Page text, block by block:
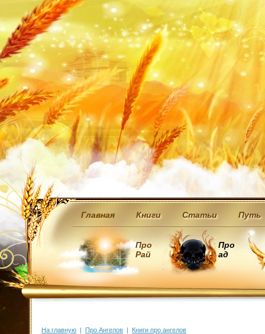
Главная Книги Статьи Путь
Про
Рай
Про
ад
На главную | Про Ангелов | Книги про ангелов